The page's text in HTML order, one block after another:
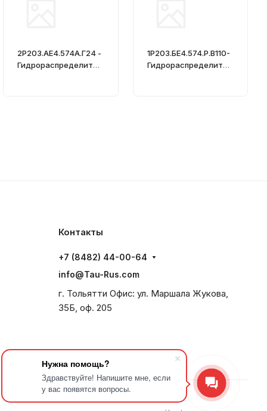
Нужна помощь?
Здравствуйте! Напишите мне, если
у вас появятся вопросы.
2Р203.АЕ4.574А.Г24 -
Гидрораспределител
1Р203.БЕ4.574.Р.В110-
Гидрораспределител
Контакты
+7 (8482) 44-00-64
info@Tau-Rus.com
г. Тольятти Офис: ул. Маршала Жукова,
35Б, оф. 205